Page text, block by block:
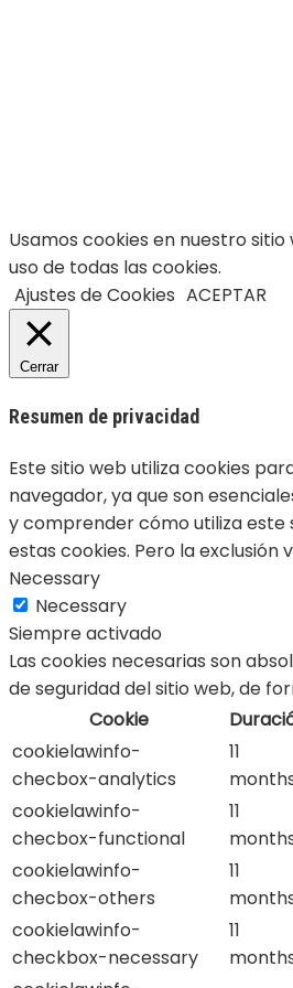
Usamos cookies en nuestro
uso de todas las cookies.
Ajustes de Cookies ACEPTAR
Cerrar
Resumen de privacidad
Este sitio web utiliza cookies
navegador, ya que son
y comprender cómo utiliza este
estas cookies. Pero la
Necessary
Necessary
Siempre activado
Las cookies necesarias son
de seguridad del sitio web, de
Cookie
cookielawinfo-
checbox-analytics
11
cookielawinfo-
checbox-functional
11
cookielawinfo-
checbox-others
11
cookielawinfo-
checkbox-necessary
11